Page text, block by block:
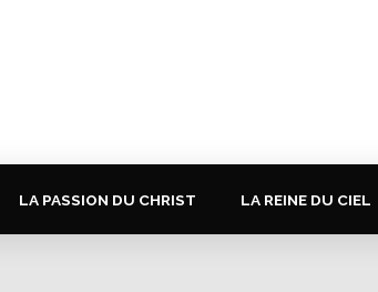
LA PASSION DU CHRIST LA REINE DU CIEL